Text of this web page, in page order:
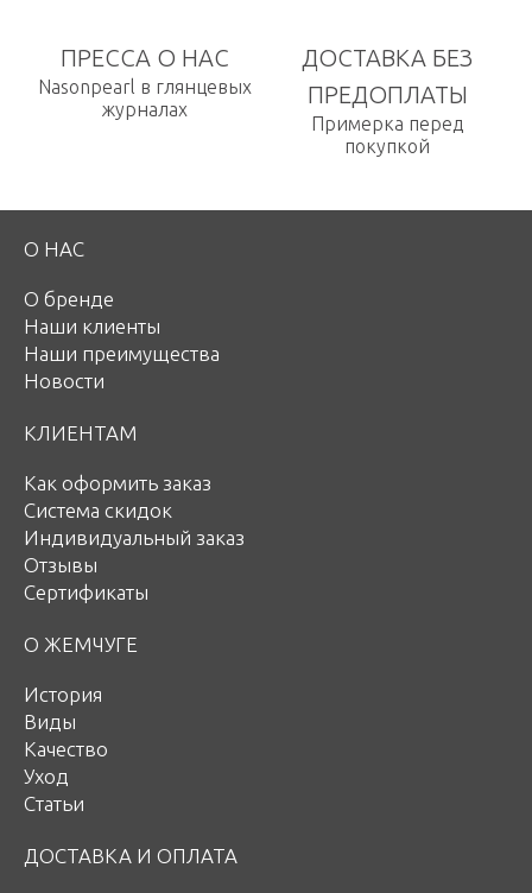
ПРЕССА О НАС
Nasonpearl в глянцевых
журналах
ДОСТАВКА БЕЗ
ПРЕДОПЛАТЫ
Примерка перед
покупкой
О НАС
О бренде
Наши клиенты
Наши преимущества
Новости
КЛИЕНТАМ
Как оформить заказ
Система скидок
Индивидуальный заказ
Отзывы
Сертификаты
О ЖЕМЧУГЕ
История
Виды
Качество
Уход
Статьи
ДОСТАВКА И ОПЛАТА